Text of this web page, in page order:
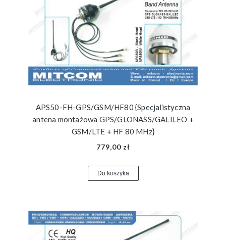
APS50-FH-GPS/GSM/HF80 {Specjalistyczna
antena montażowa GPS/GLONASS/GALILEO +
GSM/LTE + HF 80 MHz}
779,00 zł
Do koszyka